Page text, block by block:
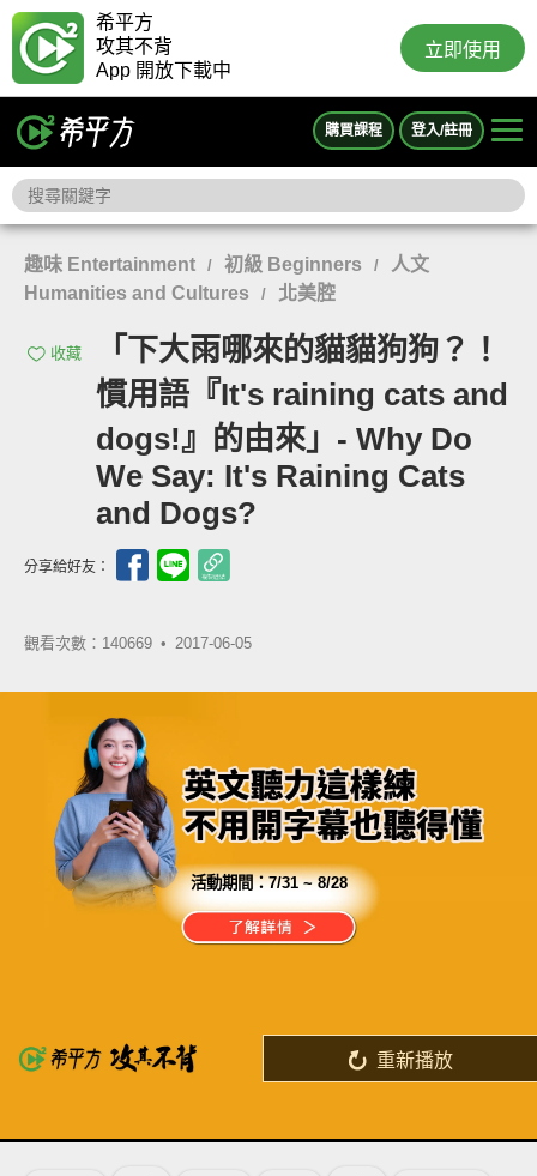
希平方
攻其不背
App 開放下載中
立即使用
購買課程 登入/註冊
趣味 Entertainment / 初級 Beginners /
人文
Humanities and Cultures
/ 北美腔
收藏
「下大雨哪來的貓貓狗狗？！
慣用語『It's raining cats and
dogs!』的由來」- Why Do
We Say: It's Raining Cats
and Dogs?
分享給好友：
觀看次數：140669 • 2017-06-05
活動期間：7/31 ~ 8/28
重新播放
你千萬不要隨隨便便亂背單字
了解詳情